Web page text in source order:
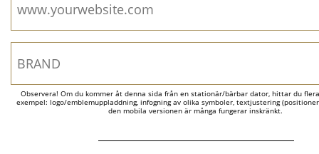
Observera! Om du kommer åt denna sida från en stationär/bärbar dator, hittar du
exempel: logo/emblemuppladdning, infogning av olika symboler, textjustering
den mobila versionen är många fungerar inskränkt.